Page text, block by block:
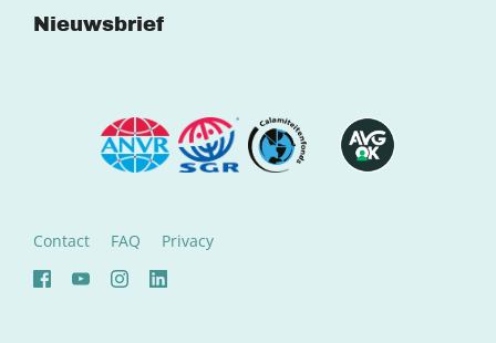
Nieuwsbrief
Contact FAQ Privacy